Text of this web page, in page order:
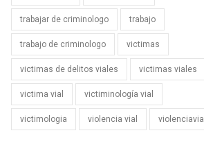
trabajar de criminologo trabajo
trabajo de criminologo victimas
victimas de delitos viales victimas viales
victima vial victiminología vial
victimologia violencia vial violenciavial